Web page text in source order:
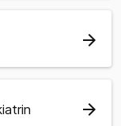
arrow_forward
arrow_forward